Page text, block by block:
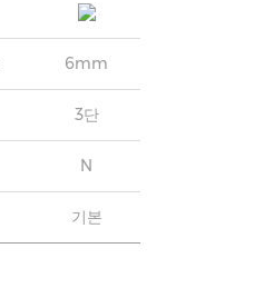
6mm
3단
N
기본